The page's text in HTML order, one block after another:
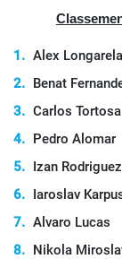
Alex
Benat
Carlos
Pedro
Izan
Iaroslav
Alvaro
Nikola